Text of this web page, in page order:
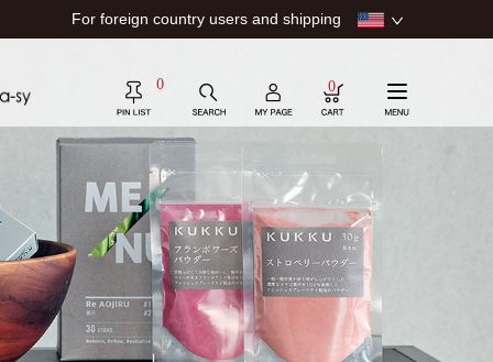
For foreign country users and shipping
0 0